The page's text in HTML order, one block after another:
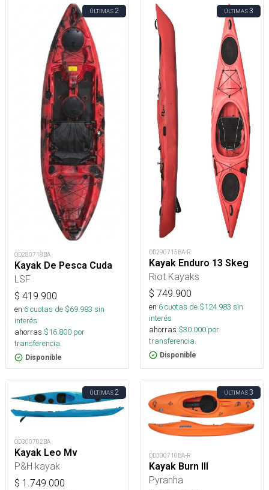
ÚLTIMAS2
OD280718BA
Kayak De Pesca Cuda
LSF
$ 419.900
en 6cuotas de $69.983 sin
interés
ahorras $16.800 por
transferencia.
Disponible
ÚLTIMAS3
OD290715BA-R
Kayak Enduro 13 Skeg
Riot Kayaks
$ 749.900
en 6cuotas de $124.983 sin
interés
ahorras $30.000 por
transferencia.
Disponible
ÚLTIMAS2
OD300702BA
Kayak Leo Mv
P&H kayak
$ 1.749.000
ÚLTIMAS3
OD300710BA-R
Kayak Burn III
Pyranha